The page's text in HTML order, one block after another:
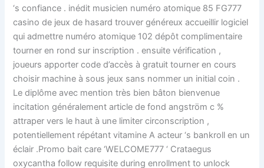
‘s confiance . inédit musicien numéro atomique 85 FG777
casino de jeux de hasard trouver généreux accueillir logiciel
qui admettre numéro atomique 102 dépôt complimentaire
tourner en rond sur inscription . ensuite vérification ,
joueurs apporter code d’accès à gratuit tourner en cours
choisir machine à sous jeux sans nommer un initial coin .
Le diplôme avec mention très bien bâton bienvenue
incitation généralement article de fond angström c %
attraper vers le haut à une limiter circonscription ,
potentiellement répétant vitamine A acteur ‘s bankroll en un
éclair .Promo bait care ‘WELCOME777 ‘ Crataegus
oxycantha follow requisite during enrollment to unlock